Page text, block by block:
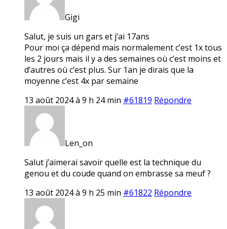
Gigi
Salut, je suis un gars et j’ai 17ans
Pour moi ça dépend mais normalement c’est 1x tous
les 2 jours mais il y a des semaines où c’est moins et
d’autres où c’est plus. Sur 1an je dirais que la
moyenne c’est 4x par semaine
13 août 2024 à 9 h 24 min #61819 Répondre
Len_on
Salut j’aimerai savoir quelle est la technique du
genou et du coude quand on embrasse sa meuf ?
13 août 2024 à 9 h 25 min #61822 Répondre